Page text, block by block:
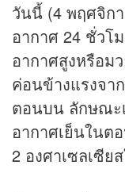
วันนี้ (4 พฤศจิก
อากาศ 24 ชั่วโ
อากาศสูงหรือม
ค่อนข้างแรงจา
ตอนบน ลักษณะ
อากาศเย็นในต
2 องศาเซลเซีย